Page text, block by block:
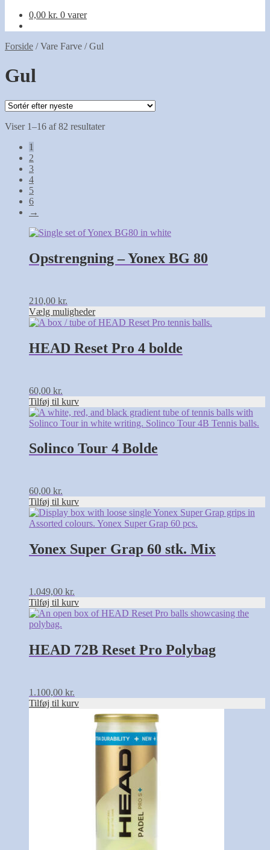
0,00 kr. 0 varer
Forside /Vare Farve /Gul
Gul
Viser 1–16 af 82 resultaterSorteret
1
2
3
4
5
6
→
Opstrengning – Yonex BG 80
210,00 kr.
Vælg muligheder
Dette
har
flere
kan
vælges
på
varesiden
HEAD Reset Pro 4 bolde
60,00 kr.
Tilføj til kurv
Solinco Tour 4 Bolde
60,00 kr.
Tilføj til kurv
Yonex Super Grap 60 stk. Mix
1.049,00 kr.
Tilføj til kurv
HEAD 72B Reset Pro Polybag
1.100,00 kr.
Tilføj til kurv